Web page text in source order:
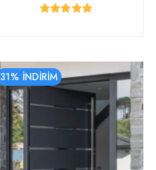
31% İNDİRİM